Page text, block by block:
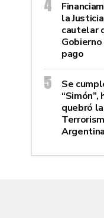
la
cautelar
pago
Se
quebró
Argentina